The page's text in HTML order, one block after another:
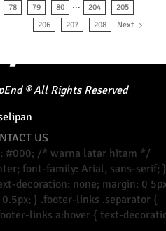
78 79 80 ··· 204
205
206
207 208 Next
®All Rights Reserved
US
#000; /* warna latar hitam */
font-family: Arial, sans-serif; }
decoration: none; margin: 0
} .footer-links .separator {
links a:hover { text-